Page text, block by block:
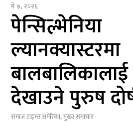
मे ७, २०२६
पेन्सिल्भेनिया
ल्यानक्यास्टरमा
बालबालिकालाई
देखाउने पुरुष
समाज टाइम्सअमेरिका,मुख्य समाचार